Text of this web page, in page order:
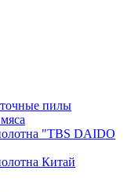
пилы
"TBS DAIDO
Китай